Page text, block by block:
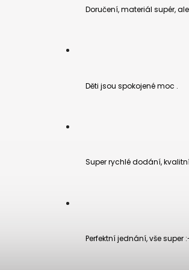
Doručení, materiál supér,
Děti jsou spokojené moc .
Super rychlé dodání,
Perfektní jednání, vše super